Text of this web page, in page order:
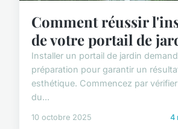
Comment réussir
de votre portail de
Installer un portail de jardin
préparation pour garantir un
esthétique. Commencez par
du...
10 octobre 2025 4